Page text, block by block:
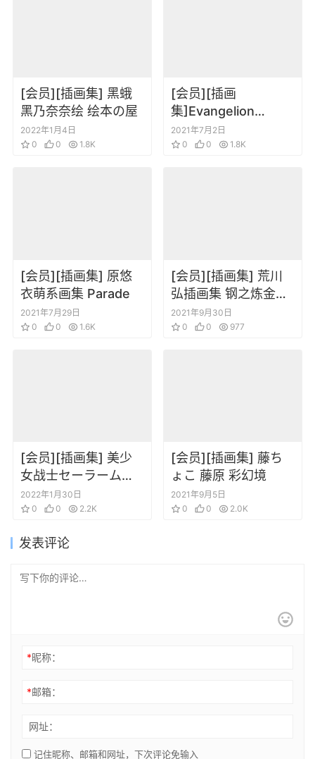
[会员][插画集] 黑蛾
黑乃奈奈绘 绘本の屋
2022年1月4日
0
0 1.8K
[会员][插画
集]Evangelion
3.0+1.0 Extra
Magazine
2021年7月2日
0
0 1.8K
[会员][插画集] 原悠
衣萌系画集 Parade
2021年7月29日
0
0 1.6K
[会员][插画集] 荒川
弘插画集 钢之炼金术
师2 FULLMETAL
ALCHEMIST 2
2021年9月30日
0
0 977
[会员][插画集] 美少
女战士セーラームー
ン SAILORMOON 原
画集 Vol.4
2022年1月30日
0
0 2.2K
[会员][插画集] 藤ち
ょこ 藤原 彩幻境
2021年9月5日
0
0 2.0K
发表评论
*昵称：
*邮箱：
网址：
记住昵称、邮箱和网址，下次评论免输入